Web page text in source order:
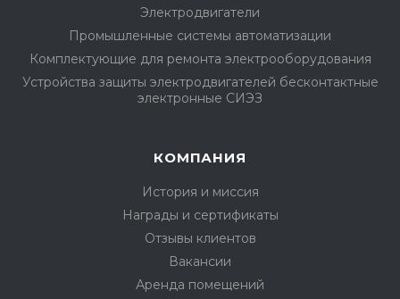
Электродвигатели
Промышленные системы автоматизации
Комплектующие для ремонта электрооборудования
Устройства защиты электродвигателей бесконтактные
электронные СИЭЗ
КОМПАНИЯ
История и миссия
Награды и сертификаты
Отзывы клиентов
Вакансии
Аренда помещений